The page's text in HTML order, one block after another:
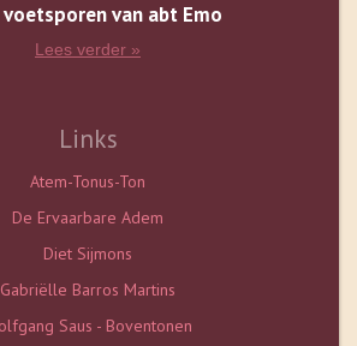
voetsporen van abt Emo
Lees verder »
Links
Atem-Tonus-Ton
De Ervaarbare Adem
Diet Sijmons
Gabriëlle Barros Martins
Saus - Boventonen